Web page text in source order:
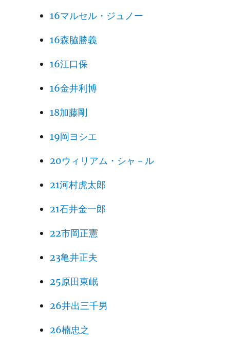
16マルセル・ジュノー
16森脇勝義
16江口保
16金井利博
18加藤剛
19岡ヨシエ
20ウィリアム・シャ－ル
21河村虎太郎
21石井金一郎
22市岡正憲
23亀井正夫
25原田東岷
26井出三千男
26楠忠之